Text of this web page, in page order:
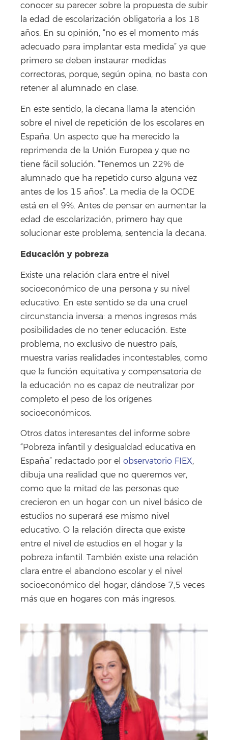
conocer su parecer sobre la propuesta de subir
la edad de escolarización obligatoria a los 18
años. En su opinión, “no es el momento más
adecuado para implantar esta medida” ya que
primero se deben instaurar medidas
correctoras, porque, según opina, no basta con
retener al alumnado en clase.
En este sentido, la decana llama la atención
sobre el nivel de repetición de los escolares en
España. Un aspecto que ha merecido la
reprimenda de la Unión Europea y que no
tiene fácil solución. “Tenemos un 22% de
alumnado que ha repetido curso alguna vez
antes de los 15 años”. La media de la OCDE
está en el 9%. Antes de pensar en aumentar la
edad de escolarización, primero hay que
solucionar este problema, sentencia la decana.
Educación y pobreza
Existe una relación clara entre el nivel
socioeconómico de una persona y su nivel
educativo. En este sentido se da una cruel
circunstancia inversa: a menos ingresos más
posibilidades de no tener educación. Este
problema, no exclusivo de nuestro país,
muestra varias realidades incontestables, como
que la función equitativa y compensatoria de
la educación no es capaz de neutralizar por
completo el peso de los orígenes
socioeconómicos.
Otros datos interesantes del informe sobre
“Pobreza infantil y desigualdad educativa en
España” redactado por el observatorio FIEX,
dibuja una realidad que no queremos ver,
como que la mitad de las personas que
crecieron en un hogar con un nivel básico de
estudios no superará ese mismo nivel
educativo. O la relación directa que existe
entre el nivel de estudios en el hogar y la
pobreza infantil. También existe una relación
clara entre el abandono escolar y el nivel
socioeconómico del hogar, dándose 7,5 veces
más que en hogares con más ingresos.